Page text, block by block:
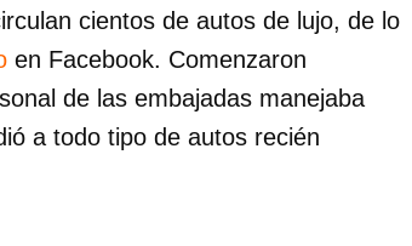
cientos de autos de lujo, de lo
en Facebook. Comenzaron
de las embajadas manejaba
a todo tipo de autos recién